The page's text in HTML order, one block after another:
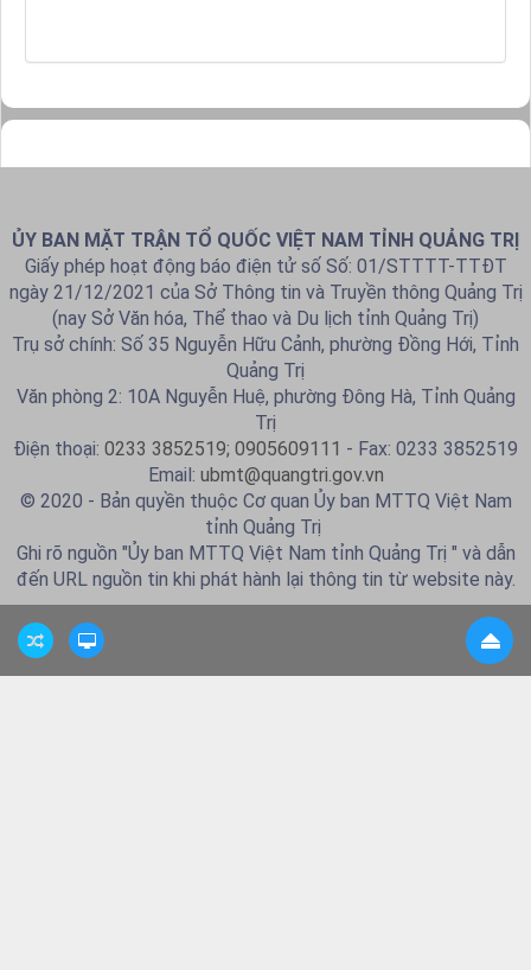
ỦY BAN MẶT TRẬN TỔ QUỐC VIỆT NAM TỈNH QUẢNG TRỊ
Giấy phép hoạt động báo điện tử số Số: 01/STTTT-TTĐT
ngày 21/12/2021 của Sở Thông tin và Truyền thông Quảng Trị
(nay Sở Văn hóa, Thể thao và Du lịch tỉnh Quảng Trị)
Trụ sở chính: Số 35 Nguyễn Hữu Cảnh, phường Đồng Hới, Tỉnh
Quảng Trị
Văn phòng 2: 10A Nguyễn Huệ, phường Đông Hà, Tỉnh Quảng
Trị
Điện thoại: 0233 3852519; 0905609111 - Fax: 0233 3852519
Email: ubmt@quangtri.gov.vn
© 2020 - Bản quyền thuộc Cơ quan Ủy ban MTTQ Việt Nam
tỉnh Quảng Trị
Ghi rõ nguồn "Ủy ban MTTQ Việt Nam tỉnh Quảng Trị " và dẫn
đến URL nguồn tin khi phát hành lại thông tin từ website này.